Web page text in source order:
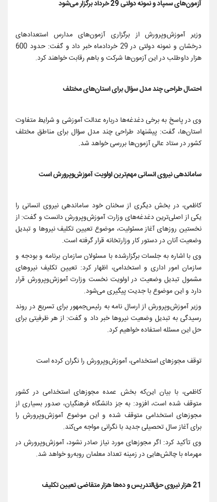
آزمون‌های سمپاد و نمونه دولتی 29 خرداد برگزار می‌شود
وزیر آموزش‌وپرورش از برگزاری آزمون‌های مدارس استعدادهای
درخشان و نمونه دولتی در 29 خردادماه خبر داد و گفت: حدود 600
هزار داوطلب در این آزمون‌ها شرکت و باهم رقابت خواهند کرد.
احتمال طراحی چند مدل سؤال برای استان‌های مختلف
وی در پاسخ به برخی دغدغه‌ها درباره عدالت آموزشی و شرایط متفاوت
استان‌ها، گفت: پیشنهاد طراحی چند مدل سؤال برای مناطق مختلف
کشور در ستاد عالی آزمون‌ها بررسی خواهد شد.
ساماندهی نیروی انسانی مهم‌ترین اولویت آموزش‌وپرورش است
کاظمی، در بخش دیگری از سخنان خود ساماندهی نیروی انسانی را
یکی از اصلی‌ترین دغدغه‌های وزارت آموزش‌وپرورش دانست و گفت: از
نخستین روزهای آغاز مسئولیت، موضوع تعیین تکلیف نیروها و تبدیل
وضعیت آنان در دستور کار وزارتخانه قرار گرفته است.
وی با اشاره به جلسات برگزارشده با مسئولان سازمان برنامه و بودجه و
سازمان امور اداری و استخدامی، اظهار کرد: تعیین تکلیف نیروهای
مشمول تبدیل وضعیت در اولویت نخست وزارت آموزش‌وپرورش قرار
دارد و این موضوع با جدیت پیگیری می‌شود.
وزیر آموزش‌وپرورش از ارسال نامه به رئیس‌جمهور برای تسریع در روند
رسیدگی به تبدیل وضعیت نیروها خبر داد و گفت: از هر ظرفیتی برای
حل این مسئله استفاده خواهیم کرد.
توقف مجوزهای استخدامی، آموزش‌وپرورش را نگران کرده است
کاظمی، با بیان این‌که بخش عمده مجوزهای استخدامی در کشور
متوقف شده است، افزود: به جز دانشگاه فرهنگیان، صدور بسیاری از
مجوزهای استخدامی متوقف شده و این موضوع آموزش‌وپرورش را
برای آغاز سال تحصیلی جدید با نگرانی مواجه می‌کند.
وی تأکید کرد: اگر مجوزهای مورد نیاز صادر نشود، آموزش‌وپرورش در
مهرماه با چالش‌هایی در زمینه تعداد معلمان روبه‌رو خواهد شد.
21 هزار نیروی حق‌التدریس و ده‌ها هزار متقاضی تعیین تکلیف